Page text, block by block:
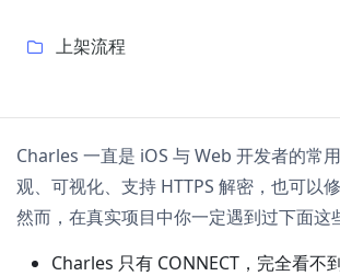
上架流程
Charles 一直是 iOS 与 Web 开发者的常
观、可视化、支持 HTTPS 解密，也可以
然而，在真实项目中你一定遇到过下面这
Charles 只有 CONNECT，完全看不